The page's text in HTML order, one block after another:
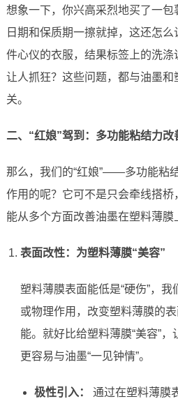
想象一下，你兴高采烈地买了一
日期和保质期一擦就掉，这还怎
件心仪的衣服，结果标签上的洗
让人抓狂？这些问题，都与油墨和
关。
二、“红娘”驾到：多功能粘结力改
那么，我们的“红娘”——多功能粘
作用的呢？它可不是只会牵线搭桥
能从多个方面改善油墨在塑料薄膜
表面改性：为塑料薄膜“美容”
塑料薄膜表面能低是“硬伤”，
或物理作用，改变塑料薄膜的
能。就好比给塑料薄膜“美容”，
更容易与油墨“一见钟情”。
极性引入：
通过在塑料薄膜